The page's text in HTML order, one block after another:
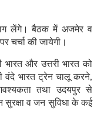
लेंगे। बैठक में अजमेर व
चर्चा की जायेगी।
और उत्तरी भारत को
वंदे भारत ट्रेन चालू करने,
तथा उदयपुर से
सुरक्षा व जन सुविधा के कई